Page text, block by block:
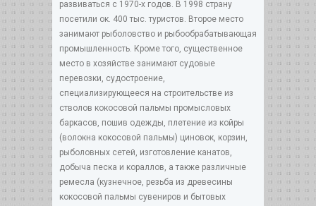
развиваться с 1970-х годов. В 1998 страну
посетили ок. 400 тыс. туристов. Второе место
занимают рыболовство и рыбообрабатывающая
промышленность. Кроме того, существенное
место в хозяйстве занимают судовые
перевозки, судостроение,
специализирующееся на строительстве из
стволов кокосовой пальмы промысловых
баркасов, пошив одежды, плетение из койры
(волокна кокосовой пальмы) циновок, корзин,
рыболовных сетей, изготовление канатов,
добыча песка и кораллов, а также различные
ремесла (кузнечное, резьба из древесины
кокосовой пальмы сувениров и бытовых